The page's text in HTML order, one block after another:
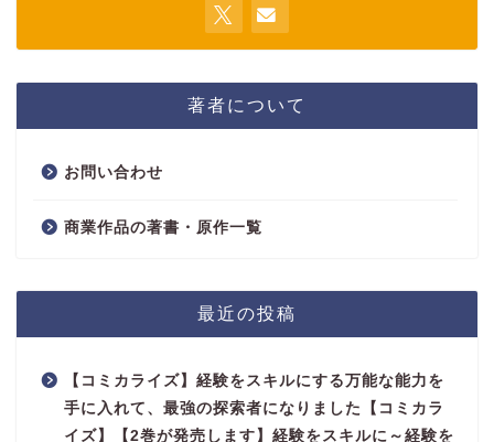
著者について
お問い合わせ
商業作品の著書・原作一覧
最近の投稿
【コミカライズ】経験をスキルにする万能な能力を
手に入れて、最強の探索者になりました【コミカラ
イズ】【2巻が発売します】経験をスキルに～経験を